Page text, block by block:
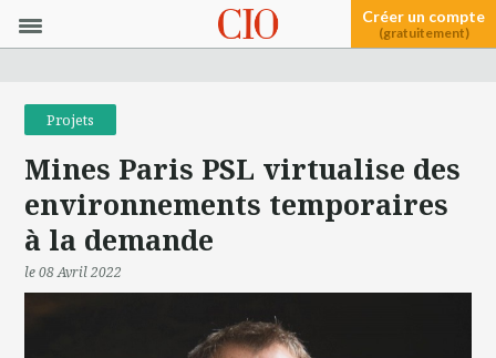
Créer un compte
(gratuitement)
Projets
Mines Paris PSL virtualise des
environnements temporaires
à la demande
le 08 Avril 2022